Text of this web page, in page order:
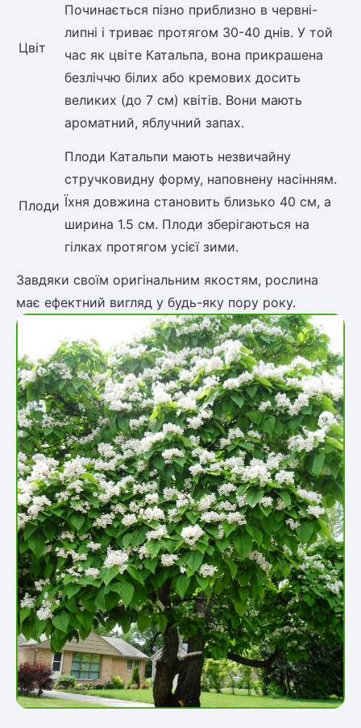
Цвіт
Починається пізно приблизно в червні-
липні і триває протягом 30-40 днів. У той
час як цвіте Катальпа, вона прикрашена
безліччю білих або кремових досить
великих (до 7 см) квітів. Вони мають
ароматний, яблучний запах.
Плоди
Плоди Катальпи мають незвичайну
стручковидну форму, наповнену насінням.
Їхня довжина становить близько 40 см, а
ширина 1.5 см. Плоди зберігаються на
гілках протягом усієї зими.
Завдяки своїм оригінальним якостям, рослина
має ефектний вигляд у будь-яку пору року.